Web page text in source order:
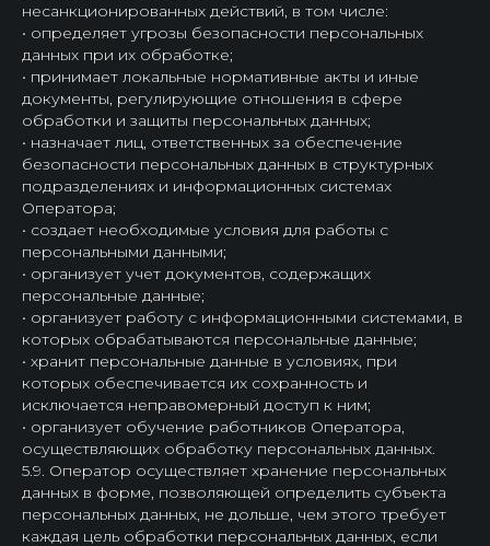
несанкционированных действий, в том числе:
• определяет угрозы безопасности персональных
данных при их обработке;
• принимает локальные нормативные акты и иные
документы, регулирующие отношения в сфере
обработки и защиты персональных данных;
• назначает лиц, ответственных за обеспечение
безопасности персональных данных в структурных
подразделениях и информационных системах
Оператора;
• создает необходимые условия для работы с
персональными данными;
• организует учет документов, содержащих
персональные данные;
• организует работу с информационными системами, в
которых обрабатываются персональные данные;
• хранит персональные данные в условиях, при
которых обеспечивается их сохранность и
исключается неправомерный доступ к ним;
• организует обучение работников Оператора,
осуществляющих обработку персональных данных.
5.9. Оператор осуществляет хранение персональных
данных в форме, позволяющей определить субъекта
персональных данных, не дольше, чем этого требует
каждая цель обработки персональных данных, если